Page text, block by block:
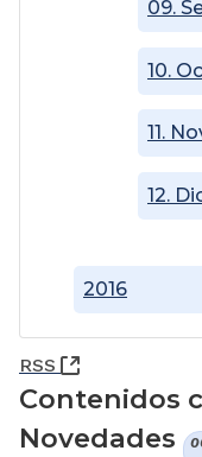
2016
09.
10.
11.
12.
RSS (Abre una
Contenidos
Novedades